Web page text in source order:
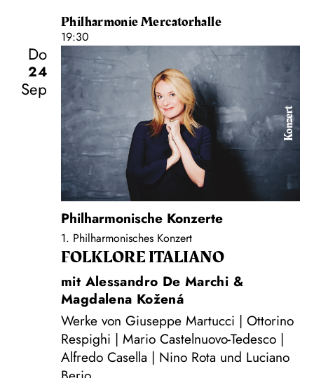
Philharmonie Mercatorhalle
19:30
Do
24
Sep
Konzert
Philharmonische Konzerte
1. Philharmonisches Konzert
FOLKLORE ITALIANO
mit Alessandro De Marchi &
Magdalena Kožená
Werke von Giuseppe Martucci | Ottorino
Respighi | Mario Castelnuovo-Tedesco |
Alfredo Casella | Nino Rota und Luciano